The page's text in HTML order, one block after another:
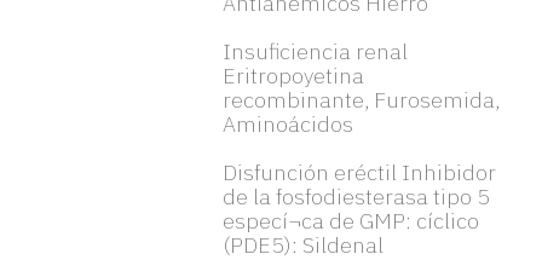
Insuficiencia renal
Eritropoyetina
recombinante, Furosemida,
Aminoácidos
Disfunción eréctil Inhibidor
de la fosfodiesterasa tipo 5
especí¬ca de GMP: cíclico
(PDE5): Sildenal